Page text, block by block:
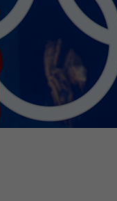
Ihrer vorgenommen
Webseiten-Betreiber